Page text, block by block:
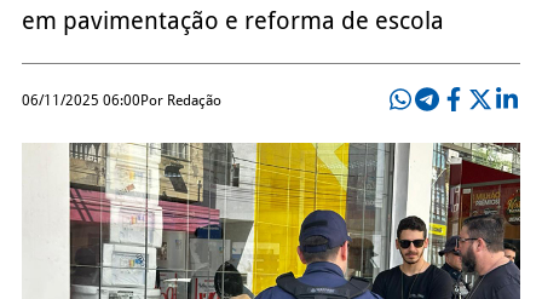
em pavimentação e reforma de escola
06/11/2025 06:00Por Redação